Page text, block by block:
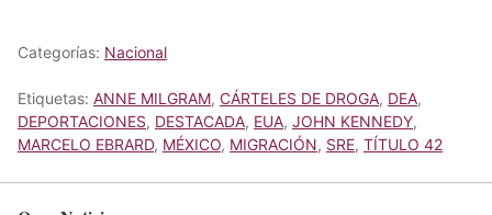
Categorías: Nacional
Etiquetas: ANNE MILGRAM, CÁRTELES DE DROGA, DEA,
DEPORTACIONES, DESTACADA, EUA, JOHN KENNEDY,
MARCELO EBRARD, MÉXICO, MIGRACIÓN, SRE, TÍTULO 42